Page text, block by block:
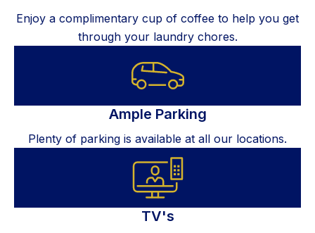
Enjoy a complimentary cup of coffee to help you get
through your laundry chores.
Ample Parking
Plenty of parking is available at all our locations.
TV's